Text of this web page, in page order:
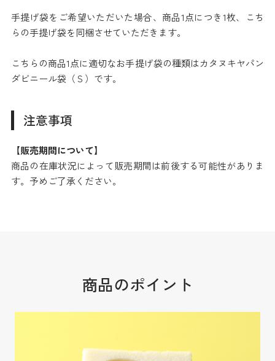
手提げ袋をご希望いただいた場合、商品1点につき1枚、こち
らの手提げ袋を同梱させていただきます。
こちらの商品1点に適切なお手提げ袋の種類はカタヌキヤパン
ダビニール袋（Ｓ）です。
注意事項
【販売期間について】
商品の在庫状況によって販売期間は前後する可能性がありま
す。予めご了承ください。
商品のポイント